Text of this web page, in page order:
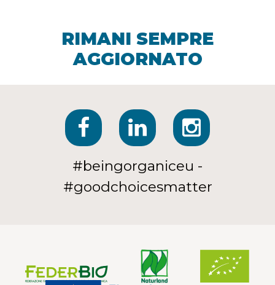
RIMANI SEMPRE
AGGIORNATO
#beingorganiceu -
#goodchoicesmatter